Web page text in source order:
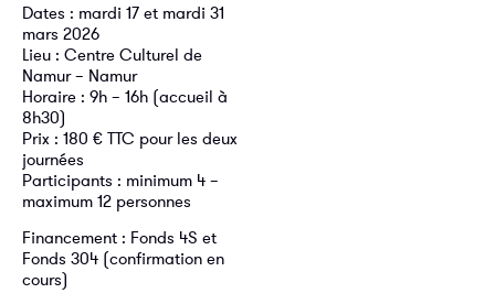
Dates : mardi 17 et mardi 31
mars 2026
Lieu : Centre Culturel de
Namur – Namur
Horaire : 9h – 16h (accueil à
8h30)
Prix : 180 € TTC pour les deux
journées
Participants : minimum 4 –
maximum 12 personnes
Financement : Fonds 4S et
Fonds 304 (confirmation en
cours)